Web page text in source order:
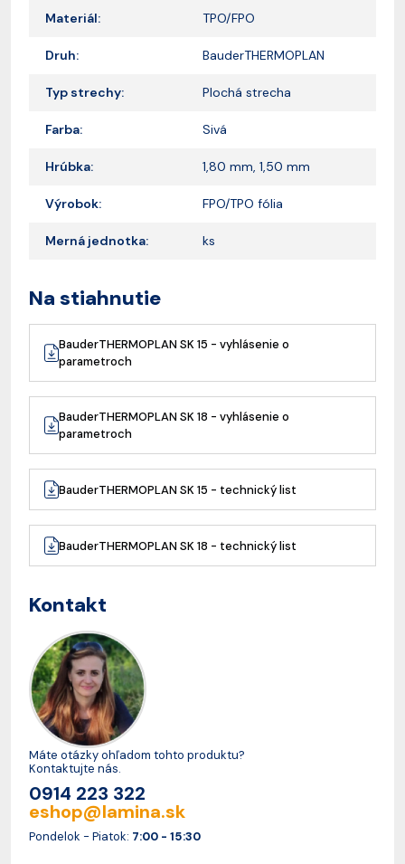
Materiál: TPO/FPO
Druh: BauderTHERMOPLAN
Typ strechy: Plochá strecha
Farba: Sivá
Hrúbka: 1,80 mm, 1,50 mm
Výrobok: FPO/TPO fólia
Merná jednotka: ks
Na stiahnutie
BauderTHERMOPLAN SK 15 - vyhlásenie o
parametroch
BauderTHERMOPLAN SK 18 - vyhlásenie o
parametroch
BauderTHERMOPLAN SK 15 - technický list
BauderTHERMOPLAN SK 18 - technický list
Kontakt
Máte otázky ohľadom tohto produktu?
Kontaktujte nás.
0914 223 322
eshop@lamina.sk
Pondelok - Piatok: 7:00 - 15:30